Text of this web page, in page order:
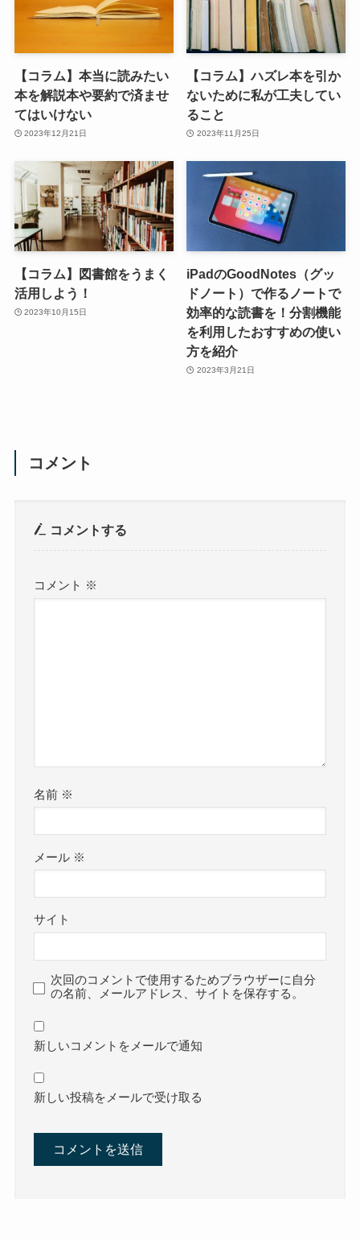
【コラム】本当に読みたい
本を解説本や要約で済ませ
てはいけない
2023年12月21日
【コラム】ハズレ本を引か
ないために私が工夫してい
ること
2023年11月25日
【コラム】図書館をうまく
活用しよう！
2023年10月15日
iPadのGoodNotes（グッ
ドノート）で作るノートで
効率的な読書を！分割機能
を利用したおすすめの使い
方を紹介
2023年3月21日
コメント
コメントする
コメント ※
名前 ※
メール ※
サイト
次回のコメントで使用するためブラウザーに自分
の名前、メールアドレス、サイトを保存する。
新しいコメントをメールで通知
新しい投稿をメールで受け取る